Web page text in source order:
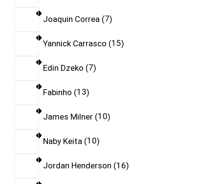
Joaquin Correa 7
Yannick Carrasco 15
Edin Dzeko 7
Fabinho 13
James Milner 10
Naby Keita 10
Jordan Henderson 16